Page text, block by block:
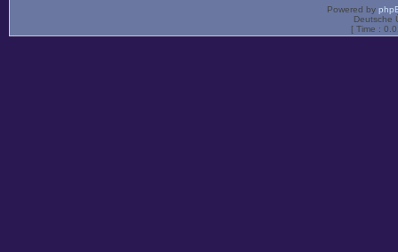
Powered by
Deutsche
[ Time :